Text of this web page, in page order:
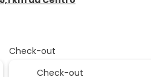
Check-out